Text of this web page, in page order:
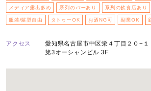
メディア露出多め 系列のバーあり 系列の飲食店あり
服装/髪型自由 タトゥーOK お酒NG可 副業OK
アクセス
愛知県名古屋市中区栄４丁目２０−１
第3オーシャンビル 3F